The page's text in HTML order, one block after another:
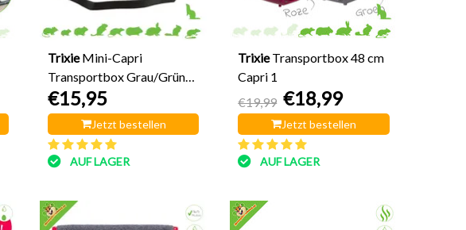
Trixie Mini-Capri
Transportbox Grau/Grün
40 cm
€15,95
Jetzt bestellen
AUF LAGER
TrixieTransportbox 48 cm
Capri 1
€19,99 €18,99
Jetzt bestellen
AUF LAGER